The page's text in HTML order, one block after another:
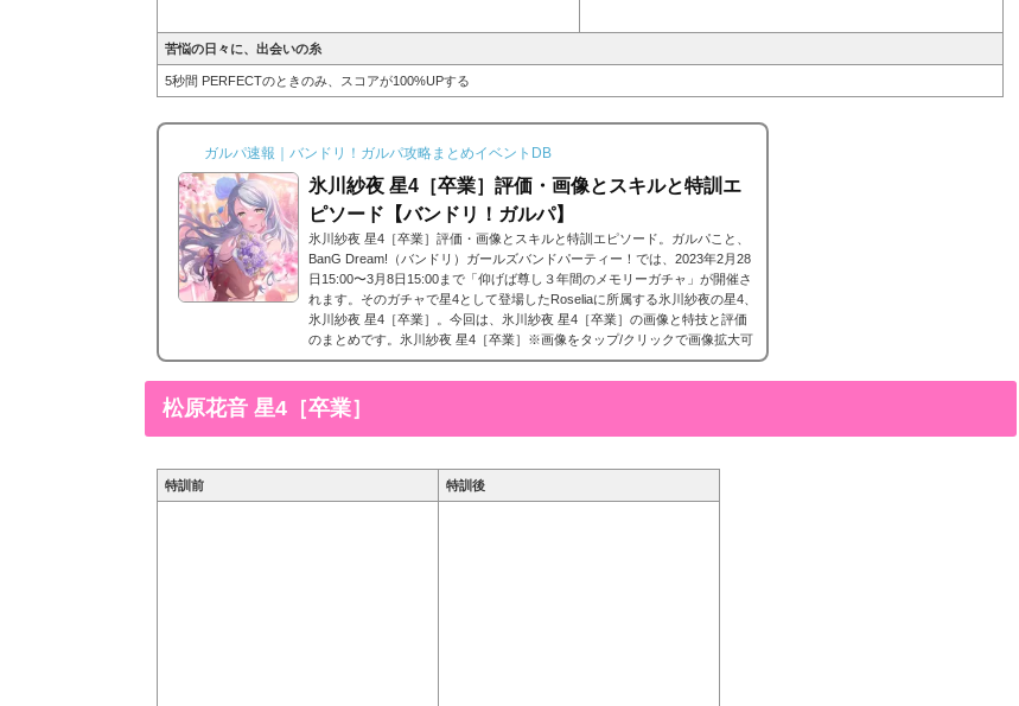
苦悩の日々に、出会いの糸
5秒間 PERFECTのときのみ、スコアが100%UPする
ガルパ速報｜バンドリ！ガルパ攻略まとめイベントDB
氷川紗夜 星4［卒業］評価・画像とスキルと特訓エ
ピソード【バンドリ！ガルパ】
氷川紗夜 星4［卒業］評価・画像とスキルと特訓エピソード。ガルパこと、
BanG Dream!（バンドリ）ガールズバンドパーティー！では、2023年2月28
日15:00〜3月8日15:00まで「仰げば尊し３年間のメモリーガチャ」が開催さ
れます。そのガチャで星4として登場したRoseliaに所属する氷川紗夜の星4、
氷川紗夜 星4［卒業］。今回は、氷川紗夜 星4［卒業］の画像と特技と評価
のまとめです。氷川紗夜 星4［卒業］※画像をタップ/クリックで画像拡大可
能■特訓前■特訓後■SDステータス名前氷川紗夜(ひかわさよ)所属バンドRose
lia(ロゼリア)レアリティ...
松原花音 星4［卒業］
特訓前 特訓後